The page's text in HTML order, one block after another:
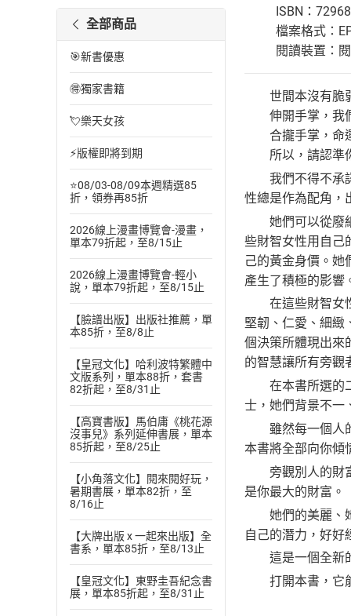
全部商品
🎯新書優惠
🉐獨家書籍
💘樂天女孩
⚡版權即將到期
⭐08/03-08/09本週精選85
折，領券再85折
2026線上漫畫博覽會-漫畫，
單本79折起，至8/15止
2026線上漫畫博覽會-輕小
說，單本79折起，至8/15止
【臉譜出版】出版社推薦，單
本85折，至8/8止
【皇冠文化】哈利波特繁體中
文版系列，單本88折，套書
82折起，至8/31止
【高寶書版】馬伯庸《桃花源
沒事兒》系列延伸書展，單本
85折起，至8/25止
【小角落文化】閱來閱好玩，
暑期書展，單本82折，至
8/16止
【大牌出版 x 一起來出版】全
書系，單本85折，至8/13止
【皇冠文化】東野圭吾紀念書
展，單本85折起，至8/31止
ISBN：
檔案格式：
閱讀裝置：
世間本沒有脆弱
伸開手掌，我
合攏手掌，命
所以，請認準你
我們不得不承認
性總是作為配角，
她們可以從廢紙
些財智女性用自己
己的黃金身價。她
產生了積極的影響
在這些財智女性
堅韌、仁愛、細緻
個決策所體現出來
的智慧讓所有旁觀
在本書所選的二
士，她們背景不一
雖然每一個人的
本書將全部向你傾
旁觀別人的財富
是你最大的財富。
她們的美麗、她
自己的潛力，好好
這是一個全新的
打開本書，它能